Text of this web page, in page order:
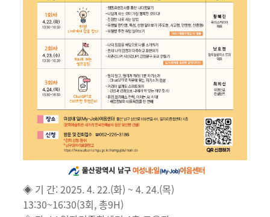
◈ 기 간: 2025. 4. 22.(화) ~ 4. 24.(목)
13:30~16:30(3회, 총9H)